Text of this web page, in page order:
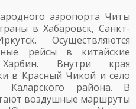
аэропорта Читы
в Хабаровск, Санкт-
Осуществляются
рейсы в китайские
Внутри края
в Красный Чикой и село
Каларского района. В
воздушные маршруты